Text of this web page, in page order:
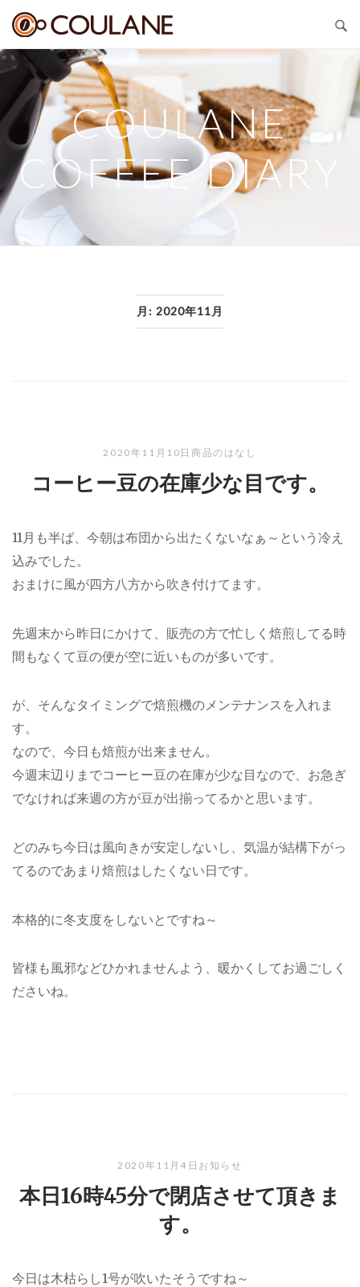
Skip
content
COULANE
COFFEE DIARY
月: 2020年11月
2020年11月10日 商品のはなし
コーヒー豆の在庫少な目です。
11月も半ば、今朝は布団から出たくないなぁ～という冷え
込みでした。
おまけに風が四方八方から吹き付けてます。
先週末から昨日にかけて、販売の方で忙しく焙煎してる時
間もなくて豆の便が空に近いものが多いです。
が、そんなタイミングで焙煎機のメンテナンスを入れま
す。
なので、今日も焙煎が出来ません。
今週末辺りまでコーヒー豆の在庫が少な目なので、お急ぎ
でなければ来週の方が豆が出揃ってるかと思います。
どのみち今日は風向きが安定しないし、気温が結構下がっ
てるのであまり焙煎はしたくない日です。
本格的に冬支度をしないとですね～
皆様も風邪などひかれませんよう、暖かくしてお過ごしく
ださいね。
2020年11月4日 お知らせ
本日16時45分で閉店させて頂きま
す。
今日は木枯らし1号が吹いたそうですね～